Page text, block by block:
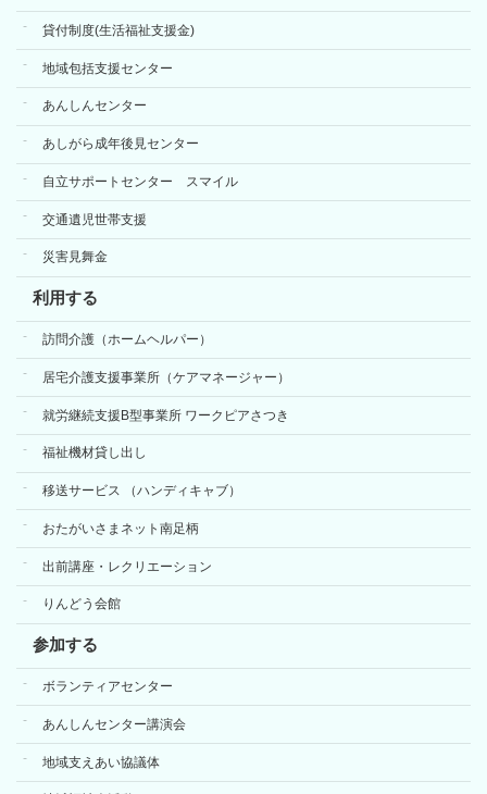
貸付制度(生活福祉支援金)
地域包括支援センター
あんしんセンター
あしがら成年後見センター
自立サポートセンター スマイル
交通遺児世帯支援
災害見舞金
利用する
訪問介護（ホームヘルパー）
居宅介護支援事業所（ケアマネージャー）
就労継続支援B型事業所 ワークピアさつき
福祉機材貸し出し
移送サービス （ハンディキャブ）
おたがいさまネット南足柄
出前講座・レクリエーション
りんどう会館
参加する
ボランティアセンター
あんしんセンター講演会
地域支えあい協議体